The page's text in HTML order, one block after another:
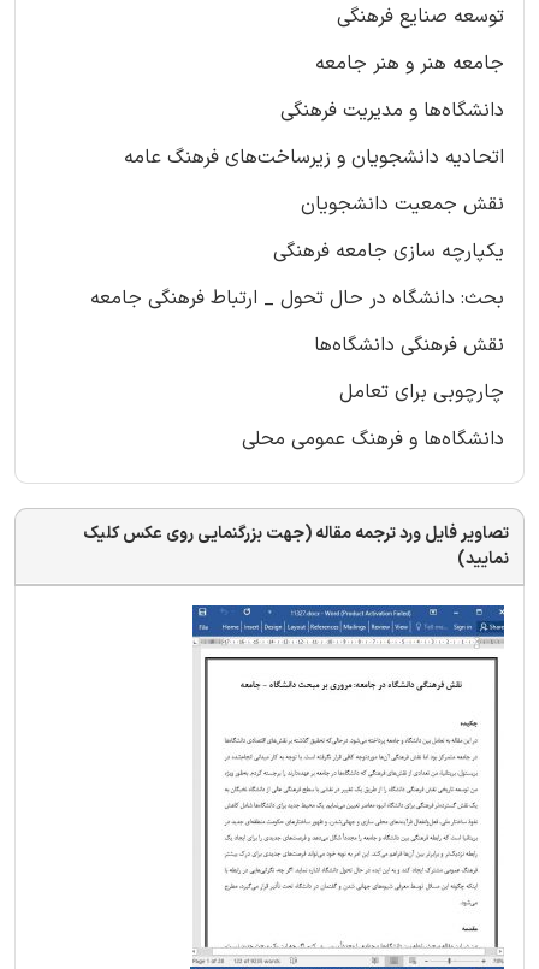
توسعه صنایع فرهنگی
جامعه هنر و هنر جامعه
دانشگاه‌ها و مدیریت فرهنگی
اتحادیه دانشجویان و زیرساخت‌های فرهنگ عامه
نقش جمعیت دانشجویان
یکپارچه سازی جامعه فرهنگی
بحث: دانشگاه در حال تحول _ ارتباط فرهنگی جامعه
نقش فرهنگی دانشگاه‌ها
چارچوبی برای تعامل
دانشگاه‌ها و فرهنگ عمومی محلی
تصاویر فایل ورد ترجمه مقاله (جهت بزرگنمایی روی عکس کلیک
نمایید)